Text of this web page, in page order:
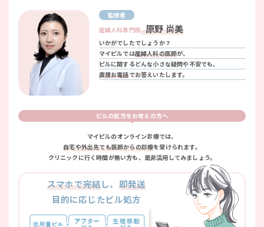
監修者
産婦人科専門医 原野 尚美
いかがでしたでしょうか？
マイピルでは産婦人科の医師が、
ピルに関するどんな小さな疑問や不安でも、
直接お電話でお答えいたします。
ピルの処方をお考えの方へ
マイピルのオンライン診療では、
自宅や外出先でも医師からの診療を受けられます。
クリニックに行く時間が無い方も、是非活用してみましょう。
スマホで完結し、 即発送
目的に応じたピル処方